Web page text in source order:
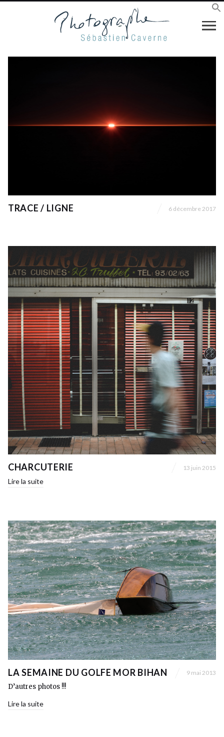
TRACE / LIGNE 6 décembre 2017
CHARCUTERIE 13 juin 2015
Lire la suite
LA SEMAINE DU GOLFE MOR BIHAN 9 mai 2013
D’autres photos !!!
Lire la suite